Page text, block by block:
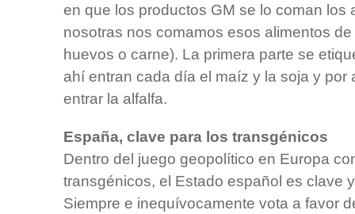
en que los productos GM se lo coman los
nosotras nos comamos esos alimentos
huevos o carne). La primera parte se
ahí entran cada día el maíz y la soja y por
entrar la alfalfa.
España, clave para los transgénicos
Dentro del juego geopolítico en Europa
transgénicos, el Estado español es clave
Siempre e inequívocamente vota a favor